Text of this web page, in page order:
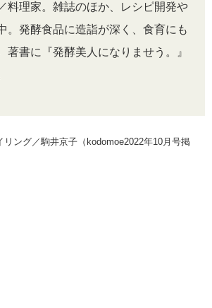
料理家。雑誌のほか、レシピ開発や
。発酵食品に造詣が深く、食育にも
著書に『発酵美人になりませう。』
ング／駒井京子（kodomoe2022年10月号掲